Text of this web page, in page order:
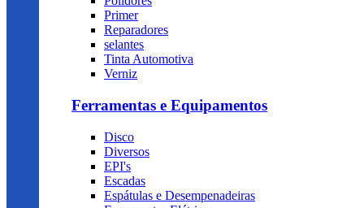
Primer
Reparadores
selantes
Tinta Automotiva
Verniz
Ferramentas e Equipamentos
Disco
Diversos
EPI's
Escadas
Espátulas e Desempenadeiras